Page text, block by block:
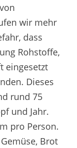
wir mehr
dass
Rohstoffe,
eingesetzt
Dieses
rund 75
und Jahr.
pro Person.
Brot